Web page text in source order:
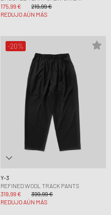
175,99 €
219,99 €
REDUJO AÚN MÁS
-20%
Y-3
REFINED WOOL TRACK PANTS
319,99 €
399,99 €
REDUJO AÚN MÁS